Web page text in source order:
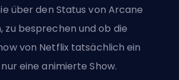
über den Status von Arcane
zu besprechen und ob die
von Netflix tatsächlich ein
eine animierte Show.